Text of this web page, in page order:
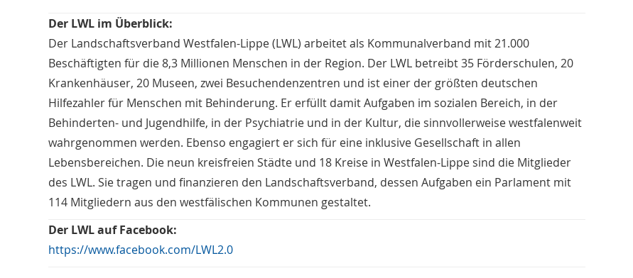
Der LWL im Überblick:
Der Landschaftsverband Westfalen-Lippe (LWL) arbeitet als Kommunalverband mit 21.000
Beschäftigten für die 8,3 Millionen Menschen in der Region. Der LWL betreibt 35 Förderschulen, 20
Krankenhäuser, 20 Museen, zwei Besuchendenzentren und ist einer der größten deutschen
Hilfezahler für Menschen mit Behinderung. Er erfüllt damit Aufgaben im sozialen Bereich, in der
Behinderten- und Jugendhilfe, in der Psychiatrie und in der Kultur, die sinnvollerweise westfalenweit
wahrgenommen werden. Ebenso engagiert er sich für eine inklusive Gesellschaft in allen
Lebensbereichen. Die neun kreisfreien Städte und 18 Kreise in Westfalen-Lippe sind die Mitglieder
des LWL. Sie tragen und finanzieren den Landschaftsverband, dessen Aufgaben ein Parlament mit
114 Mitgliedern aus den westfälischen Kommunen gestaltet.
Der LWL auf Facebook:
https://www.facebook.com/LWL2.0